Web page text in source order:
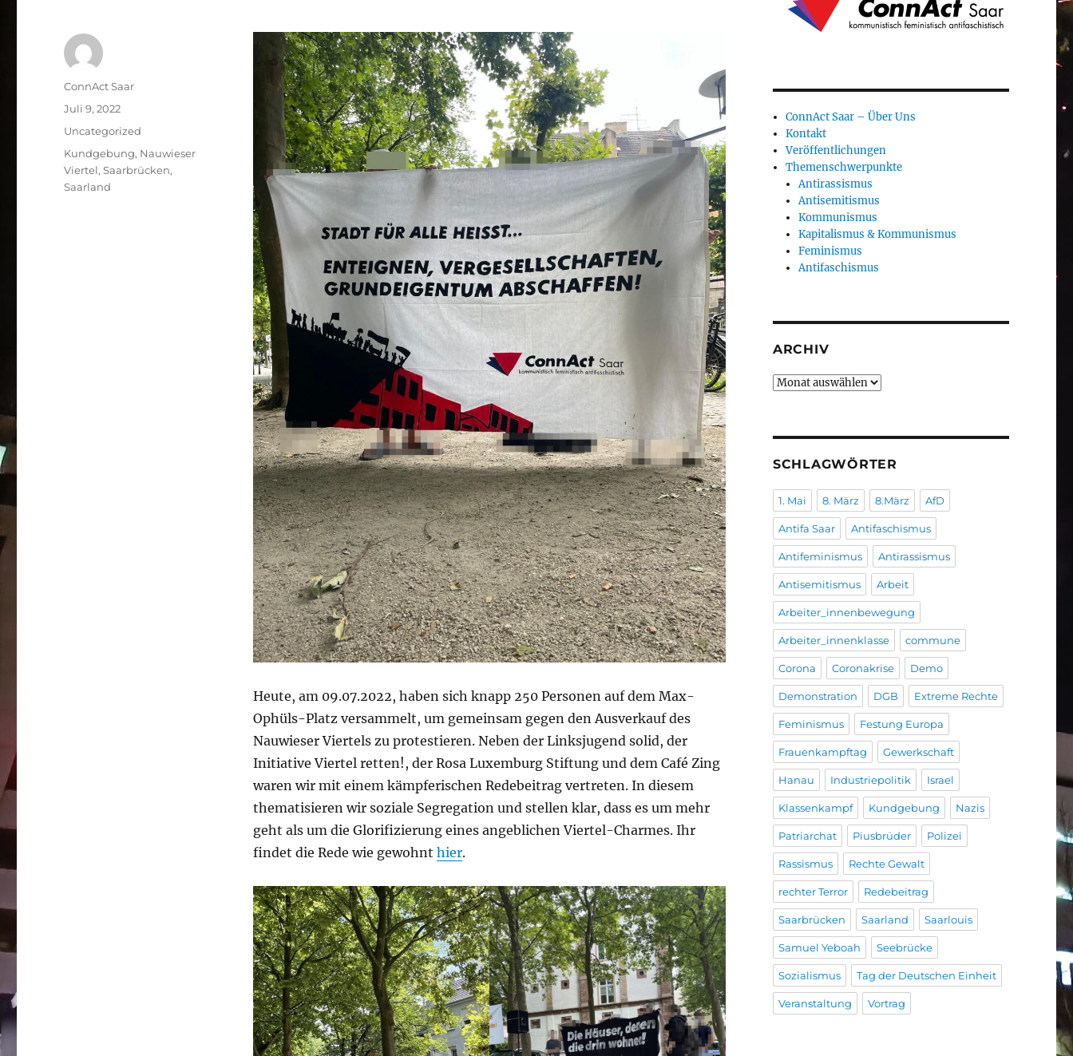
Heute, am 09.07.2022, haben sich knapp 250 Personen auf dem Max-
Ophüls-Platz versammelt, um gemeinsam gegen den Ausverkauf des
Nauwieser Viertels zu protestieren. Neben der Linksjugend solid, der
Initiative Viertel retten!, der Rosa Luxemburg Stiftung und dem Café Zing
waren wir mit einem kämpferischen Redebeitrag vertreten. In diesem
thematisieren wir soziale Segregation und stellen klar, dass es um mehr
geht als um die Glorifizierung eines angeblichen Viertel-Charmes. Ihr
findet die Rede wie gewohnt hier.
Autor
ConnAct Saar
Veröffentlicht
am
Juli 9, 2022
Kategorien
Uncategorized
Schlagwörter
Kundgebung, Nauwieser
Viertel,Saarbrücken,
Saarland
ConnAct Saar – Über Uns
Kontakt
Veröffentlichungen
Themenschwerpunkte
Antirassismus
Antisemitismus
Kommunismus
Kapitalismus & Kommunismus
Feminismus
Antifaschismus
ARCHIV
Archiv
SCHLAGWÖRTER
1. Mai 8. März 8.März AfD
Antifa Saar Antifaschismus
Antifeminismus Antirassismus
Antisemitismus Arbeit
Arbeiter_innenbewegung
Arbeiter_innenklasse commune
Corona Coronakrise Demo
Demonstration DGB Extreme Rechte
Feminismus Festung Europa
Frauenkampftag Gewerkschaft
Hanau Industriepolitik Israel
Klassenkampf Kundgebung Nazis
Patriarchat Piusbrüder Polizei
Rassismus Rechte Gewalt
rechter Terror Redebeitrag
Saarbrücken Saarland Saarlouis
Samuel Yeboah Seebrücke
Sozialismus Tag der Deutschen Einheit
Veranstaltung Vortrag